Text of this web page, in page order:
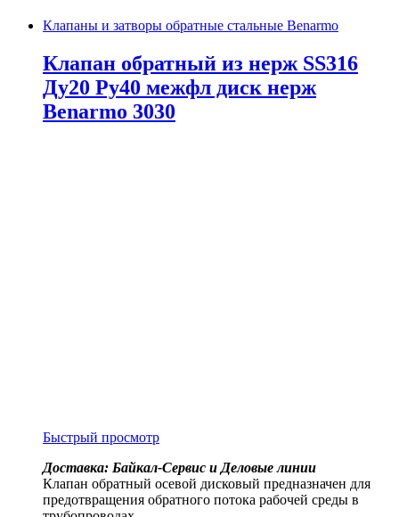
Клапаны и затворы обратные стальные Benarmo
Клапан обратный из нерж SS316
Ду20 Ру40 межфл диск нерж
Benarmo 3030
Быстрый просмотр
Доставка: Байкал-Сервис и Деловые линии
Клапан обратный осевой дисковый предназначен для
предотвращения обратного потока рабочей среды в